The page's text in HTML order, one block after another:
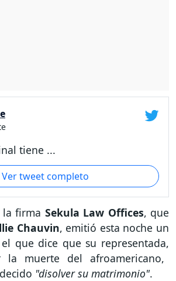
tiene ...
Ver tweet completo
firma Sekula Law Offices, que
Chauvin, emitió esta noche un
que dice que su representada,
muerte del afroamericano,
"disolver su matrimonio".